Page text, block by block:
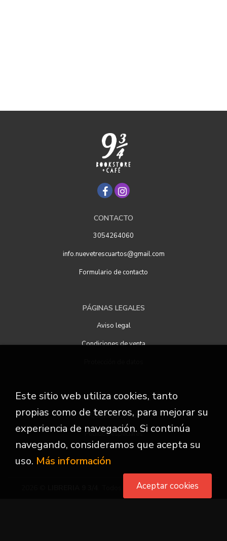
CONTACTO
3054264060
info.nuevetrescuartos@gmail.com
Formulario de contacto
PÁGINAS LEGALES
Aviso legal
Condiciones de venta
ATENCIÓN AL CLIENTE
Quiénes somos
Pedidos especiales
. Todos los Derechos Reservados
Este sitio web utiliza cookies, tanto
propias como de terceros, para mejorar su
experiencia de navegación. Si continúa
navegando, consideramos que acepta su
uso. Más información
Aceptar cookies